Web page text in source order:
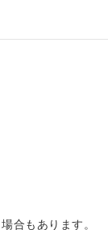
合もあります。